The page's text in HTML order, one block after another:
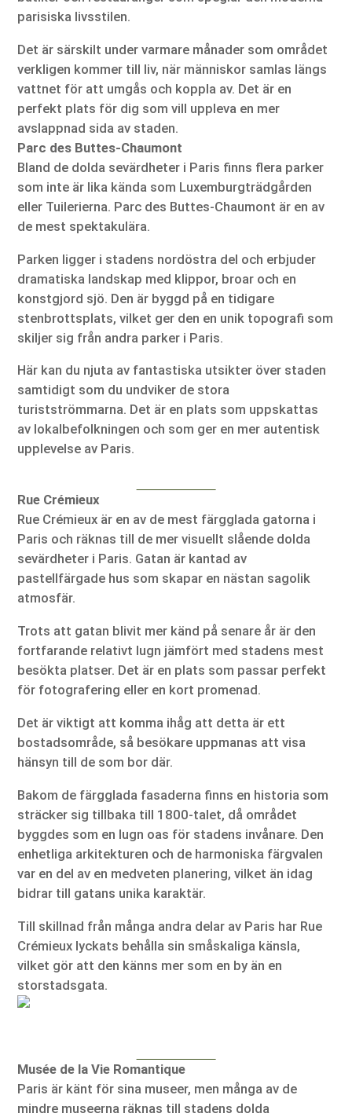
parisiska livsstilen.
Det är särskilt under varmare månader som området
verkligen kommer till liv, när människor samlas längs
vattnet för att umgås och koppla av. Det är en
perfekt plats för dig som vill uppleva en mer
avslappnad sida av staden.
Parc des Buttes-Chaumont
Bland de dolda sevärdheter i Paris finns flera parker
som inte är lika kända som Luxemburgträdgården
eller Tuilerierna. Parc des Buttes-Chaumont är en av
de mest spektakulära.
Parken ligger i stadens nordöstra del och erbjuder
dramatiska landskap med klippor, broar och en
konstgjord sjö. Den är byggd på en tidigare
stenbrottsplats, vilket ger den en unik topografi som
skiljer sig från andra parker i Paris.
Här kan du njuta av fantastiska utsikter över staden
samtidigt som du undviker de stora
turistströmmarna. Det är en plats som uppskattas
av lokalbefolkningen och som ger en mer autentisk
upplevelse av Paris.
Rue Crémieux
Rue Crémieux är en av de mest färgglada gatorna i
Paris och räknas till de mer visuellt slående dolda
sevärdheter i Paris. Gatan är kantad av
pastellfärgade hus som skapar en nästan sagolik
atmosfär.
Trots att gatan blivit mer känd på senare år är den
fortfarande relativt lugn jämfört med stadens mest
besökta platser. Det är en plats som passar perfekt
för fotografering eller en kort promenad.
Det är viktigt att komma ihåg att detta är ett
bostadsområde, så besökare uppmanas att visa
hänsyn till de som bor där.
Bakom de färgglada fasaderna finns en historia som
sträcker sig tillbaka till 1800-talet, då området
byggdes som en lugn oas för stadens invånare. Den
enhetliga arkitekturen och de harmoniska färgvalen
var en del av en medveten planering, vilket än idag
bidrar till gatans unika karaktär.
Till skillnad från många andra delar av Paris har Rue
Crémieux lyckats behålla sin småskaliga känsla,
vilket gör att den känns mer som en by än en
storstadsgata.
Musée de la Vie Romantique
Paris är känt för sina museer, men många av de
mindre museerna räknas till stadens dolda